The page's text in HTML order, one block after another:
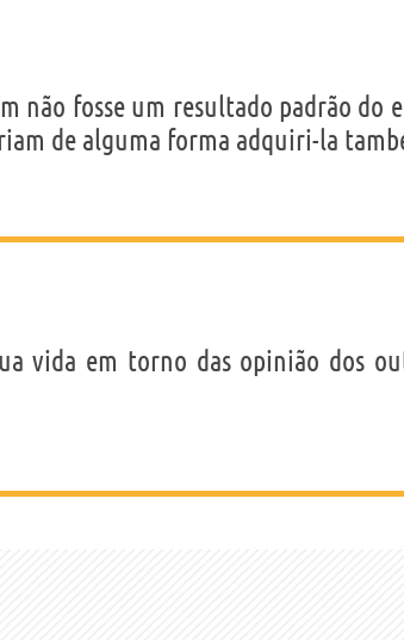
não fosse um resultado padrão
de alguma forma adquiri-la
vida em torno das opinião dos